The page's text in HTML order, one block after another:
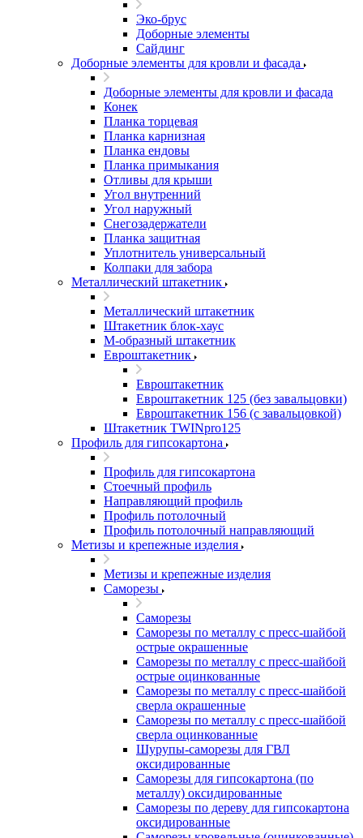
Эко-брус
Доборные элементы
Сайдинг
Доборные элементы для кровли и фасада
Доборные элементы для кровли и фасада
Конек
Планка торцевая
Планка карнизная
Планка ендовы
Планка примыкания
Отливы для крыши
Угол внутренний
Угол наружный
Снегозадержатели
Планка защитная
Уплотнитель универсальный
Колпаки для забора
Металлический штакетник
Металлический штакетник
Штакетник блок-хаус
М-образный штакетник
Евроштакетник
Евроштакетник
Евроштакетник 125 (без завальцовки)
Евроштакетник 156 (с завальцовкой)
Штакетник TWINpro125
Профиль для гипсокартона
Профиль для гипсокартона
Стоечный профиль
Направляющий профиль
Профиль потолочный
Профиль потолочный направляющий
Метизы и крепежные изделия
Метизы и крепежные изделия
Саморезы
Саморезы
Саморезы по металлу с пресс-шайбой
острые окрашенные
Саморезы по металлу с пресс-шайбой
острые оцинкованные
Саморезы по металлу с пресс-шайбой
сверла окрашенные
Саморезы по металлу с пресс-шайбой
сверла оцинкованные
Шурупы-саморезы для ГВЛ
оксидированные
Саморезы для гипсокартона (по
металлу) оксидированные
Саморезы по дереву для гипсокартона
оксидированные